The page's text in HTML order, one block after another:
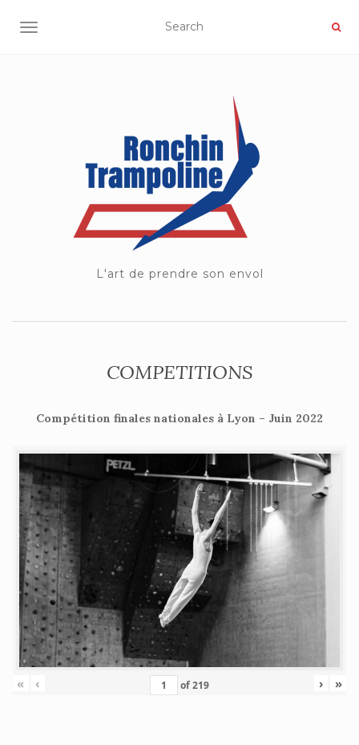
OUVRIR/FERMER LA NAVIGATION
L'art de prendre son envol
COMPETITIONS
Compétition finales nationales à Lyon – Juin 2022
« ‹ of219 › »